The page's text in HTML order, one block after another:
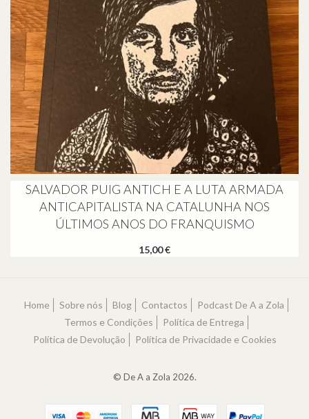
SALVADOR PUIG ANTICH E A LUTA ARMADA
ANTICAPITALISTA NA CATALUNHA NOS
ÚLTIMOS ANOS DO FRANQUISMO
15,00 €
Home Sobre nós Blog Contactos
Podcast De A a Zola
Termos e Condições
Política de Entrega
Política de Devolução
Política de Privacidade e Cookies
© De A a Zola 2026.